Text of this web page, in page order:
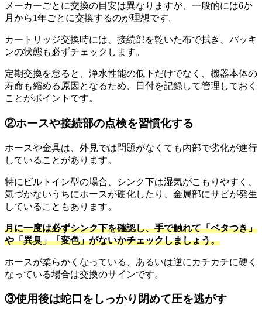
メーカーごとに交換の目安は異なりますが、一般的には6か
月から1年ごとに交換するのが理想です。
カートリッジ交換時には、接続部を乾いた布で拭き、パッキ
ンの状態も必ずチェックします。
定期交換を怠ると、浄水性能の低下だけでなく、機器本体の
寿命も縮める原因となるため、日付を記録して管理しておく
ことがポイントです。
②ホースや接続部の点検を習慣化する
ホースや金具は、外見では問題がなくても内部で劣化が進行
していることがあります。
特にビルトイン型の場合、シンク下は湿気がこもりやすく、
気づかないうちにホースが硬化したり、金属部にサビが発生
していることもあります。
月に一度は必ずシンク下を確認し、手で触れて「ベタつき」
や「異臭」「変色」がないかチェックしましょう。
ホースが柔らかくなっている、あるいは逆にカチカチに硬く
なっている場合は交換のサインです。
③使用後は蛇口をしっかり閉めて圧を逃がす